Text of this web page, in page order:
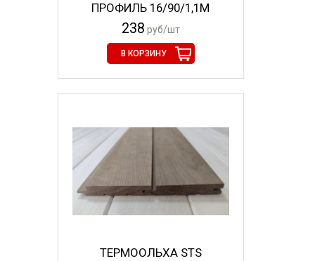
ПРОФИЛЬ 16/90/1,1М
238 руб/шт
В КОРЗИНУ
ТЕРМООЛЬХА STS